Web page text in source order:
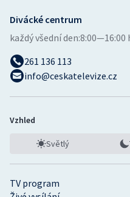
TV program
Divácké centrum
každý všední den:8:00—16:00
261 136 113
info@ceskatelevize.cz
Vzhled
Světlý